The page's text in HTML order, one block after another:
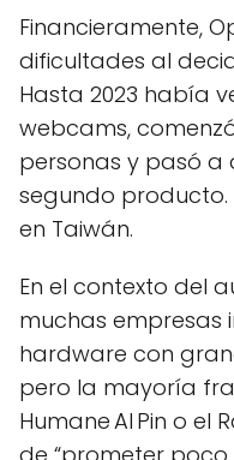
Financieramente,
dificultades al
Hasta 2023 había
webcams,
personas y pasó a
segundo producto.
en Taiwán.
En el contexto del
muchas empresas
hardware con
pero la mayoría
Humane AI Pin o el